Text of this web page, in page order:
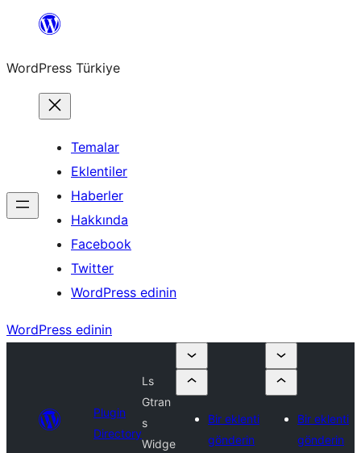
İçeriğe
WordPress Türkiye
Temalar
Eklentiler
Haberler
Hakkında
Facebook
Twitter
WordPress edinin
WordPress edinin
Plugin
Directory
Ls
Gtran
s
Widge
Bir eklenti
gönderin
Bir eklenti
gönderin